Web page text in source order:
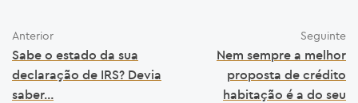
Anterior
Sabe o estado da sua
declaração de IRS? Devia
saber…
Seguinte
Nem sempre a melhor
proposta de crédito
habitação é a do seu